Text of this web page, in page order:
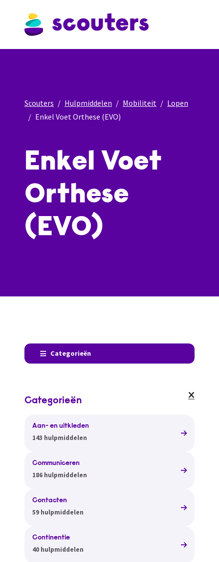
Scouters Hulpmiddelen Mobiliteit
Lopen
Enkel Voet Orthese (EVO)
Enkel Voet
Orthese
(EVO)
Categorieën
Categorieën
Aan- en uitkleden
143 hulpmiddelen
Communiceren
186 hulpmiddelen
Contacten
59 hulpmiddelen
Continentie
40 hulpmiddelen